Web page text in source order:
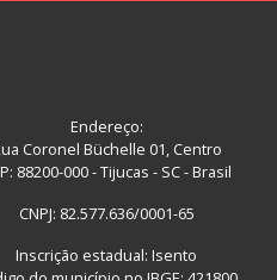
Endereço:
Coronel Büchelle 01, Centro
88200-000 - Tijucas - SC - Brasil
CNPJ: 82.577.636/0001-65
Inscrição estadual: Isento